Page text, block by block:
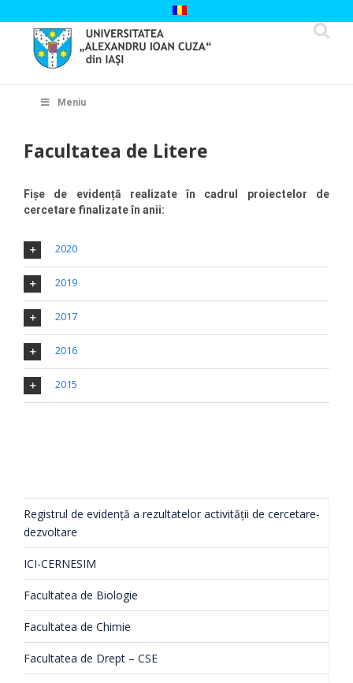
to
content
Meniu
Facultatea de Litere
Fișe de evidență realizate în cadrul proiectelor de
cercetare finalizate în anii:
2020
2019
2017
2016
2015
Registrul de evidenţă a rezultatelor activităţii de cercetare-
dezvoltare
ICI-CERNESIM
Facultatea de Biologie
Facultatea de Chimie
Facultatea de Drept – CSE